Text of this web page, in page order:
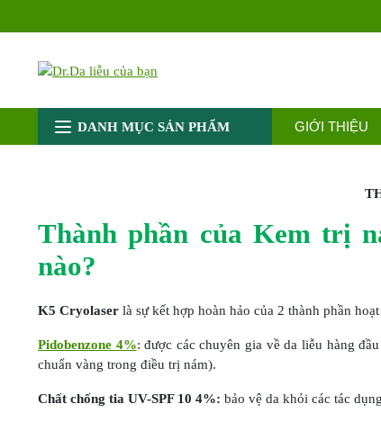
DANH MỤC SẢN PHẨM GIỚI THIỆU
Thành phần của Kem trị
nào?
K5 Cryolaser là sự kết hợp hoàn hảo của 2 thành phần
Pidobenzone 4%: được các chuyên gia về da liễu hàng
chuẩn vàng trong điều trị nám).
Chất chống tia UV-SPF 10 4%: bảo vệ da khỏi các tác